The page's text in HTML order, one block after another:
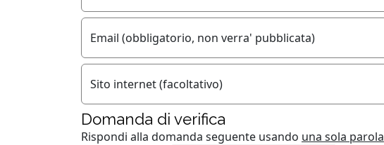
Email (obbligatorio, non verra' pubblicata)
Sito internet (facoltativo)
Domanda di verifica
Rispondi alla domanda seguente usando una sola parola